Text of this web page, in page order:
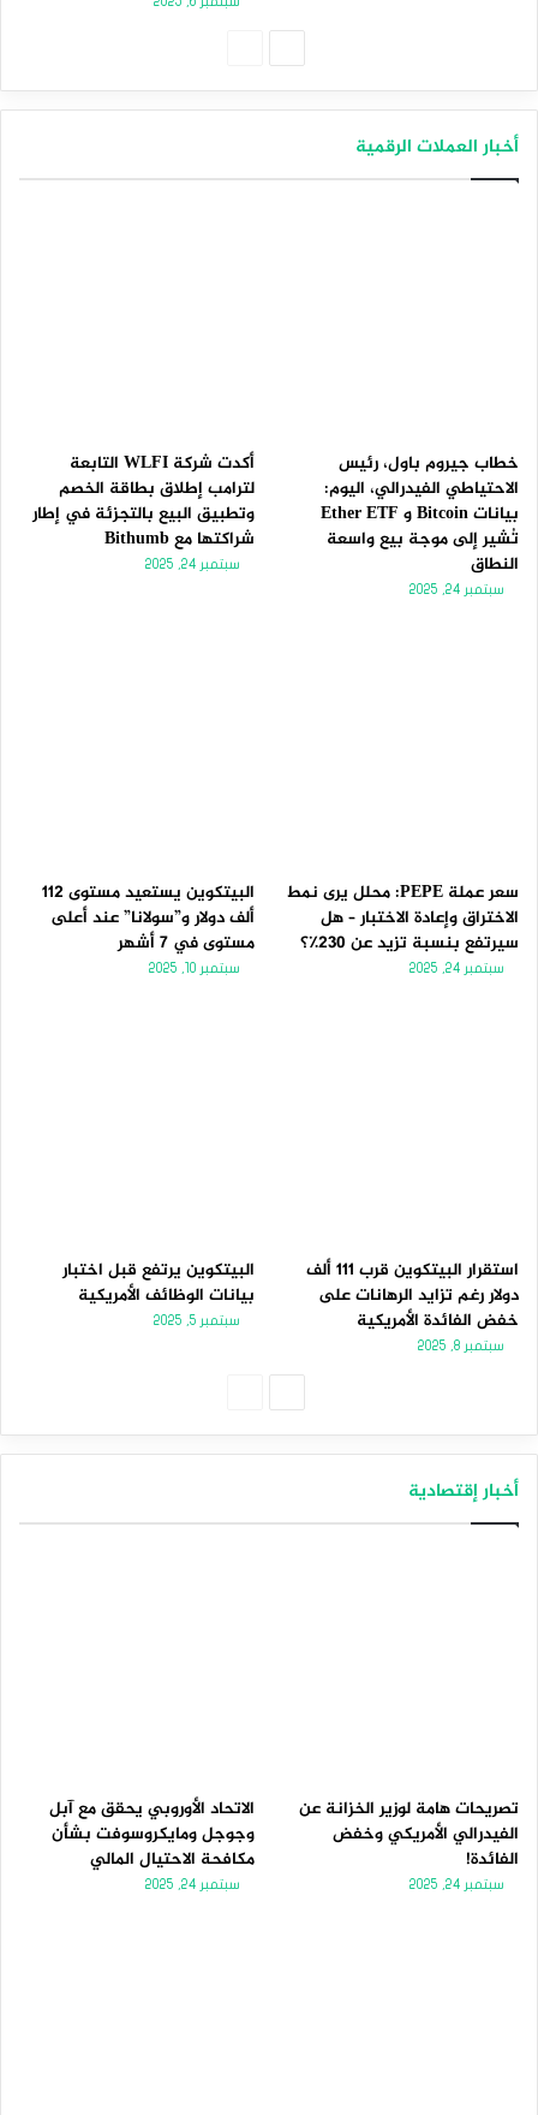
أخبار العملات الرقمية
خطاب جيروم باول، رئيس
الاحتياطي الفيدرالي، اليوم:
بيانات Bitcoin و Ether ETF
تُشير إلى موجة بيع واسعة
النطاق
سبتمبر 24, 2025
أكدت شركة WLFI التابعة
لترامب إطلاق بطاقة الخصم
وتطبيق البيع بالتجزئة في إطار
شراكتها مع Bithumb
سبتمبر 24, 2025
سعر عملة PEPE: محلل يرى نمط
الاختراق وإعادة الاختبار – هل
سيرتفع بنسبة تزيد عن 230٪؟
سبتمبر 24, 2025
البيتكوين يستعيد مستوى 112
ألف دولار و”سولانا” عند أعلى
مستوى في 7 أشهر
سبتمبر 10, 2025
استقرار البيتكوين قرب 111 ألف
دولار رغم تزايد الرهانات على
خفض الفائدة الأمريكية
سبتمبر 8, 2025
البيتكوين يرتفع قبل اختبار
بيانات الوظائف الأمريكية
سبتمبر 5, 2025
أخبار إقتصادية
تصريحات هامة لوزير الخزانة عن
الفيدرالي الأمريكي وخفض
الفائدة!
سبتمبر 24, 2025
الاتحاد الأوروبي يحقق مع آبل
وجوجل ومايكروسوفت بشأن
مكافحة الاحتيال المالي
سبتمبر 24, 2025